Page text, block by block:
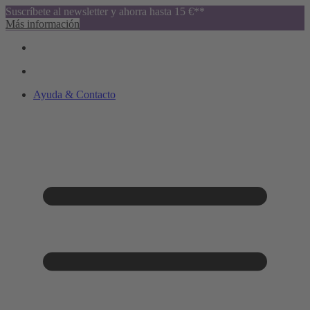
Suscríbete al newsletter y ahorra hasta 15 €**
Más información
Ayuda & Contacto